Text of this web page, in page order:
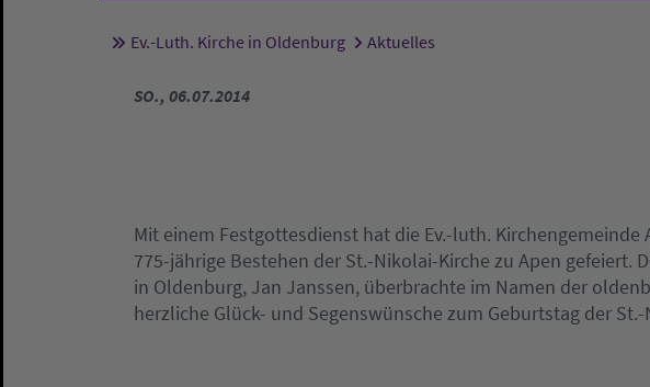
Sie sind hier:
Ev.-Luth. Kirche in Oldenburg Aktuelles
SO., 06.07.2014
Mit einem Festgottesdienst hat die Ev.-luth. Kirchengemeinde
775-jährige Bestehen der St.-Nikolai-Kirche zu Apen gefeiert.
in Oldenburg, Jan Janssen, überbrachte im Namen der
herzliche Glück- und Segenswünsche zum Geburtstag der